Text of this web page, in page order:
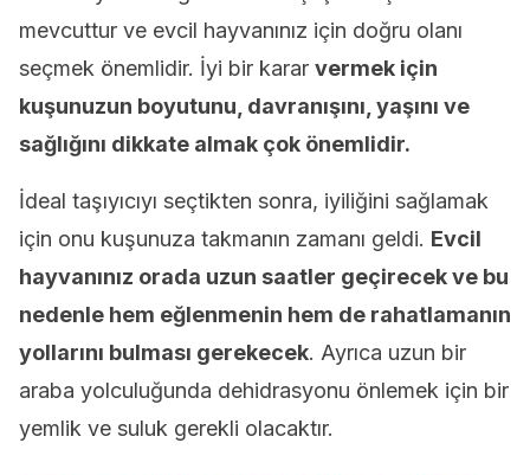
mevcuttur ve evcil hayvanınız için doğru olanı
seçmek önemlidir. İyi bir karar vermek için
kuşunuzun boyutunu, davranışını, yaşını ve
sağlığını dikkate almak çok önemlidir.
İdeal taşıyıcıyı seçtikten sonra, iyiliğini sağlamak
için onu kuşunuza takmanın zamanı geldi. Evcil
hayvanınız orada uzun saatler geçirecek ve bu
nedenle hem eğlenmenin hem de rahatlamanın
yollarını bulması gerekecek. Ayrıca uzun bir
araba yolculuğunda dehidrasyonu önlemek için bir
yemlik ve suluk gerekli olacaktır.